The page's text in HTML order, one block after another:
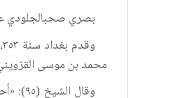
بصري صحبالجلودي
محمد بن موسى